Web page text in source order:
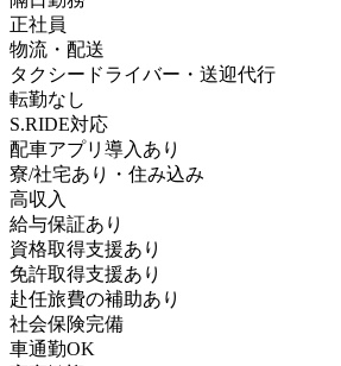
正社員
物流・配送
タクシードライバー・送迎代行
転勤なし
S.RIDE対応
配車アプリ導入あり
寮/社宅あり・住み込み
高収入
給与保証あり
資格取得支援あり
免許取得支援あり
赴任旅費の補助あり
社会保険完備
車通勤OK